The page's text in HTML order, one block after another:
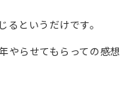
というだけです。
やらせてもらっての感想